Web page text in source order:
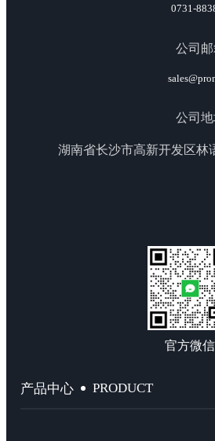
0731-
公司
公司
湖南省长沙市高新开发区林
官方微信
产品中心 PRODUCT